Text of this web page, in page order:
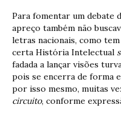
Para fomentar um debate
apreço também não
letras nacionais, como
certa História Intelectual
fadada a lançar visões
pois se encerra de forma
por isso mesmo, muitas
circuito, conforme